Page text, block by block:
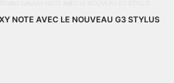
NOTE AVEC LE NOUVEAU G3 STYLUS